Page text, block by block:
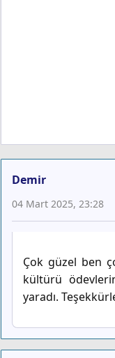
Demir
04 Mart 2025, 23:28
Çok güzel ben
kültürü
yaradı.